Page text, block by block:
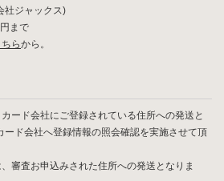
社ジャックス)
まで
らから。
ード会社にご登録されている住所への発送と
ード会社へ登録情報の照会確認を実施させて頂
審査お申込みされた住所への発送となりま